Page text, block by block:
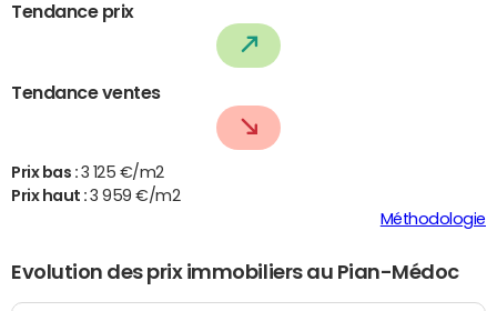
Tendance prix
Tendance ventes
Prix bas : 3 125 €/m2
Prix haut :3 959 €/m2
Méthodologie
Evolution des prix immobiliers au Pian-Médoc